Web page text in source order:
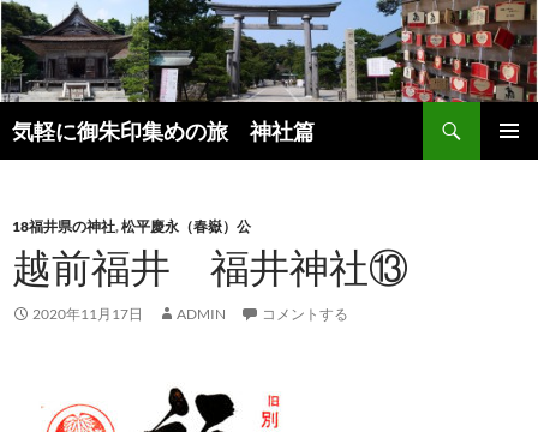
コ
ン
テ
ン
ツ
へ
プ
気軽に御朱印集めの旅 神社篇
索
18福井県の神社,松平慶永（春嶽）公
越前福井 福井神社⑬
2020年11月17日 ADMIN コメントする